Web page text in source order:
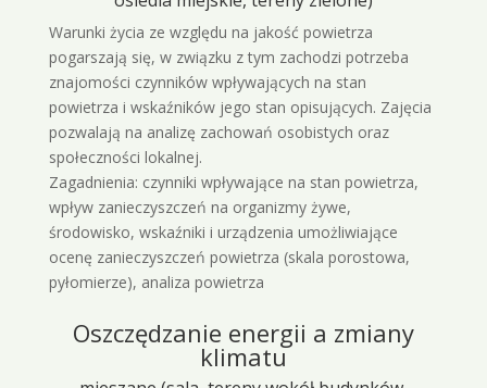
Warunki życia ze względu na jakość powietrza
pogarszają się, w związku z tym zachodzi potrzeba
znajomości czynników wpływających na stan
powietrza i wskaźników jego stan opisujących. Zajęcia
pozwalają na analizę zachowań osobistych oraz
społeczności lokalnej.
Zagadnienia: czynniki wpływające na stan powietrza,
wpływ zanieczyszczeń na organizmy żywe,
środowisko, wskaźniki i urządzenia umożliwiające
ocenę zanieczyszczeń powietrza (skala porostowa,
pyłomierze), analiza powietrza
Oszczędzanie energii a zmiany
klimatu